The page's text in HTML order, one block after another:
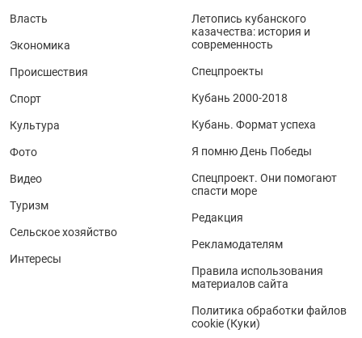
Власть
Экономика
Происшествия
Спорт
Культура
Фото
Видео
Туризм
Сельское хозяйство
Интересы
Летопись кубанского
казачества: история и
современность
Спецпроекты
Кубань 2000-2018
Кубань. Формат успеха
Я помню День Победы
Спецпроект. Они помогают
спасти море
Редакция
Рекламодателям
Правила использования
материалов сайта
Политика обработки файлов
cookie (Куки)